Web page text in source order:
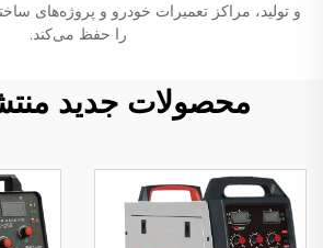
و تولید، مراکز تعمیرات خودرو و پروژه‌های
را حفظ می‌کند.
محصولات جدید